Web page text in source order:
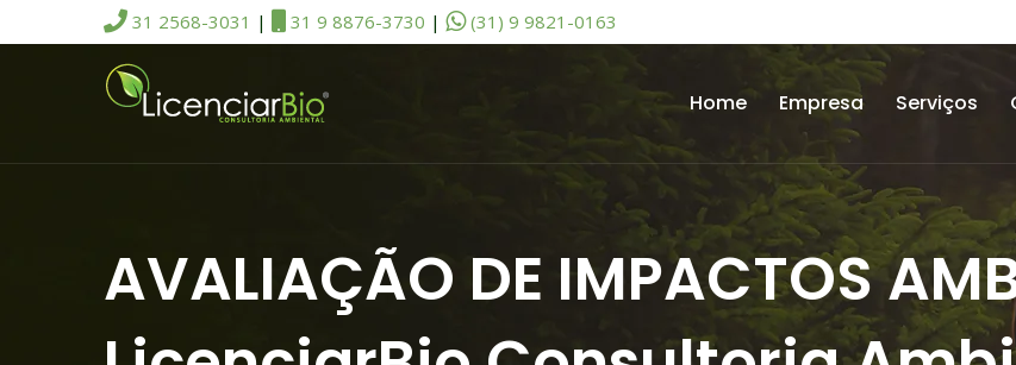
31 2568-3031 | 31 9 8876-3730 | (31) 9 9821-0163
Home Empresa Serviços
AVALIAÇÃO DE IMPACTOS